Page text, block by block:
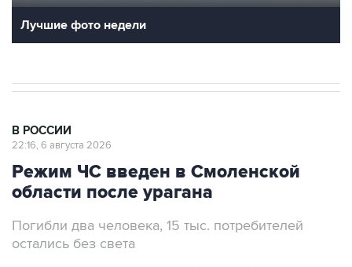
Лучшие фото недели
В РОССИИ
22:16, 6 августа 2026
Режим ЧС введен в Смоленской
области после урагана
Погибли два человека, 15 тыс. потребителей
остались без света